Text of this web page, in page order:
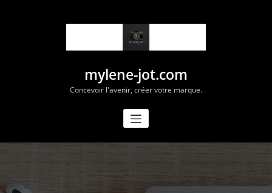
mylene-jot.com
Concevoir l'avenir, créer votre marque.